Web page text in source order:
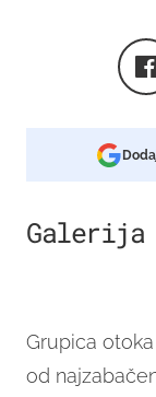
Galerija
Grupica
od